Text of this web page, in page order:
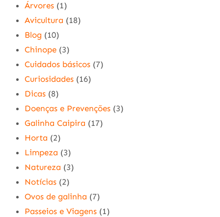
Árvores (1)
Avicultura (18)
Blog (10)
Chinope (3)
Cuidados básicos (7)
Curiosidades (16)
Dicas (8)
Doenças e Prevenções (3)
Galinha Caipira (17)
Horta (2)
Limpeza (3)
Natureza (3)
Notícias (2)
Ovos de galinha (7)
Passeios e Viagens (1)